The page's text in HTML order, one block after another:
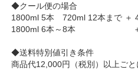
◆クール便の場合
1800ml 5本 720ml 12本まで ＋
1800ml 6本～8本 ＋660
◆送料特別値引き条件
商品代12,000円（税別）以上ご